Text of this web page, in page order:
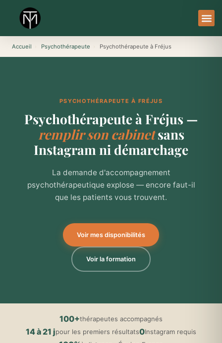
contenu
Accueil Psychothérapeute Psychothérapeute à Fréjus
PSYCHOTHÉRAPEUTE À FRÉJUS
Psychothérapeute à Fréjus —
remplir son cabinetsans
Instagram ni démarchage
La demande d'accompagnement
psychothérapeutique explose — encore faut-il
que les patients vous trouvent.
Voir mes disponibilités
Voir la formation
100+thérapeutes accompagnés
14 à 21 jpour les premiers résultats0Instagram requis